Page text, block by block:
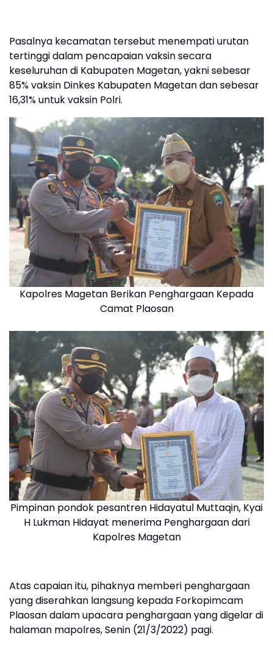
Pasalnya kecamatan tersebut menempati urutan
tertinggi dalam pencapaian vaksin secara
keseluruhan di Kabupaten Magetan, yakni sebesar
85% vaksin Dinkes Kabupaten Magetan dan sebesar
16,31% untuk vaksin Polri.
Kapolres Magetan Berikan Penghargaan Kepada
Camat Plaosan
Pimpinan pondok pesantren Hidayatul Muttaqin, Kyai
H Lukman Hidayat menerima Penghargaan dari
Kapolres Magetan
Atas capaian itu, pihaknya memberi penghargaan
yang diserahkan langsung kepada Forkopimcam
Plaosan dalam upacara penghargaan yang digelar di
halaman mapolres, Senin (21/3/2022) pagi.